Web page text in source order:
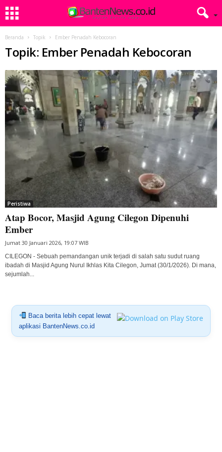
Beranda Topik Ember Penadah Kebocoran
Topik: Ember Penadah Kebocoran
Peristiwa
Atap Bocor, Masjid Agung Cilegon Dipenuhi
Ember
Jumat 30 Januari 2026, 19:07 WIB
CILEGON - Sebuah pemandangan unik terjadi di salah satu sudut ruang
ibadah di Masjid Agung Nurul Ikhlas Kita Cilegon, Jumat (30/1/2026). Di mana,
sejumlah...
Baca berita lebih cepat lewat
aplikasi BantenNews.co.id